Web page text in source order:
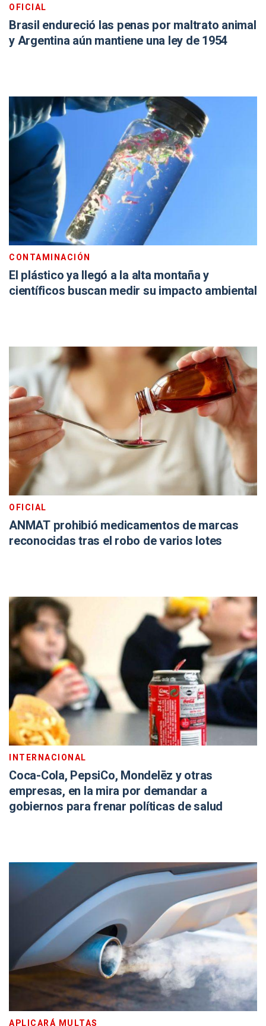
OFICIAL
Brasil endureció las penas por maltrato animal
y Argentina aún mantiene una ley de 1954
CONTAMINACIÓN
El plástico ya llegó a la alta montaña y
científicos buscan medir su impacto ambiental
OFICIAL
ANMAT prohibió medicamentos de marcas
reconocidas tras el robo de varios lotes
INTERNACIONAL
Coca-Cola, PepsiCo, Mondelēz y otras
empresas, en la mira por demandar a
gobiernos para frenar políticas de salud
APLICARÁ MULTAS